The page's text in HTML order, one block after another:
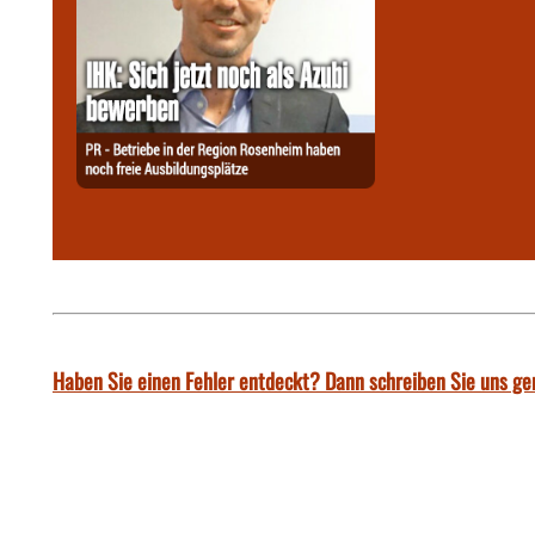
Haben Sie einen Fehler entdeckt? Dann schreiben Sie uns